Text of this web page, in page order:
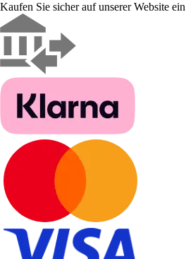
Kaufen Sie sicher auf unserer Website ein